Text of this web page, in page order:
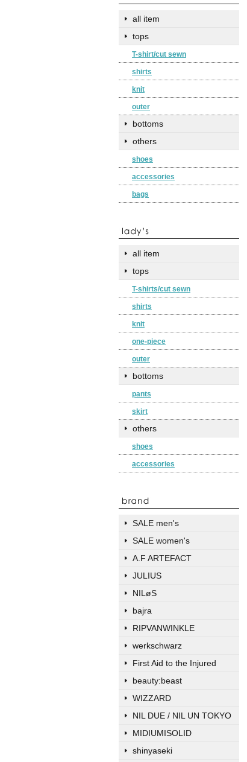
all item
tops
T-shirt/cut sewn
shirts
knit
outer
bottoms
others
shoes
accessories
bags
all item
tops
T-shirts/cut sewn
shirts
knit
one-piece
outer
bottoms
pants
skirt
others
shoes
accessories
SALE men's
SALE women's
A.F ARTEFACT
JULIUS
NILøS
bajra
RIPVANWINKLE
werkschwarz
First Aid to the Injured
beauty:beast
WIZZARD
NIL DUE / NIL UN TOKYO
MIDIUMISOLID
shinyaseki